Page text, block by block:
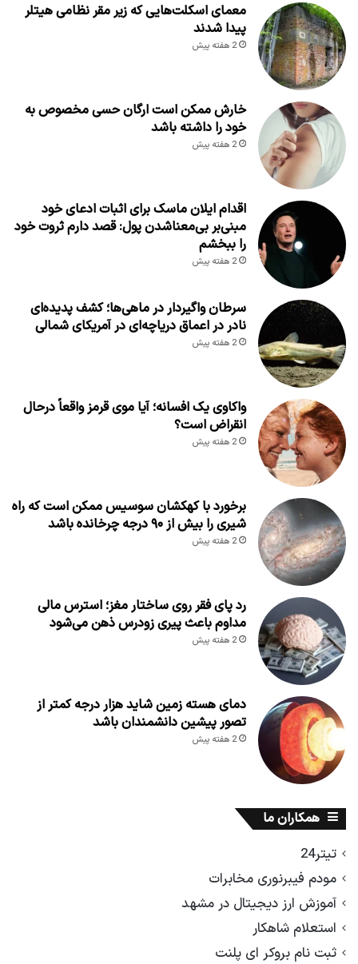
معمای اسکلت‌هایی که زیر مقر نظامی هیتلر
پیدا شدند
2 هفته پیش
خارش ممکن است ارگان حسی مخصوص به
خود را داشته باشد
2 هفته پیش
اقدام ایلان ماسک برای اثبات ادعای خود
مبنی‌بر بی‌معناشدن پول: قصد دارم ثروت خود
را ببخشم
2 هفته پیش
سرطان واگیردار در ماهی‌ها؛ کشف پدیده‌ای
نادر در اعماق دریاچه‌ای در آمریکای شمالی
2 هفته پیش
واکاوی یک افسانه؛ آیا موی قرمز واقعاً درحال
انقراض است؟
2 هفته پیش
برخورد با کهکشان سوسیس ممکن است که راه
شیری را بیش از ۹۰ درجه چرخانده باشد
2 هفته پیش
رد پای فقر روی ساختار مغز؛ استرس مالی
مداوم باعث پیری زودرس ذهن می‌شود
2 هفته پیش
دمای هسته زمین شاید هزار درجه کمتر از
تصور پیشین دانشمندان باشد
2 هفته پیش
همکاران ما
تیتر24
مودم فیبرنوری مخابرات
آموزش ارز دیجیتال در مشهد
استعلام شاهکار
ثبت نام بروکر ای پلنت